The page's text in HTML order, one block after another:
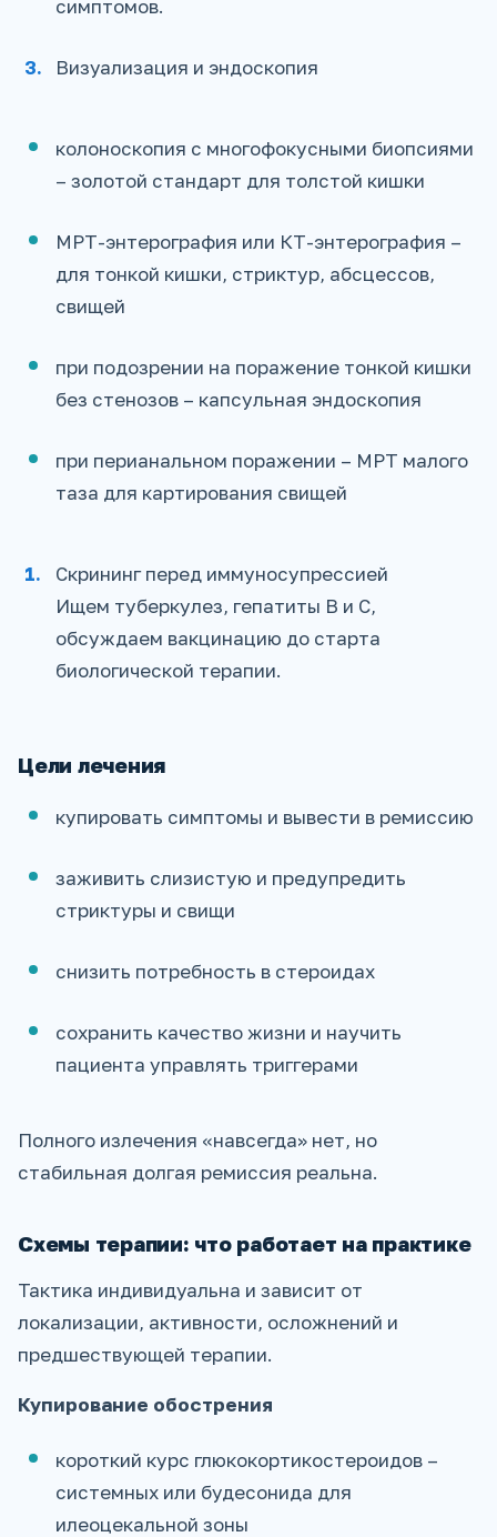
симптомов.
Визуализация и эндоскопия
колоноскопия с многофокусными биопсиями
– золотой стандарт для толстой кишки
МРТ-энтерография или КТ-энтерография –
для тонкой кишки, стриктур, абсцессов,
свищей
при подозрении на поражение тонкой кишки
без стенозов – капсульная эндоскопия
при перианальном поражении – МРТ малого
таза для картирования свищей
Скрининг перед иммуносупрессией
Ищем туберкулез, гепатиты B и C,
обсуждаем вакцинацию до старта
биологической терапии.
Цели лечения
купировать симптомы и вывести в ремиссию
заживить слизистую и предупредить
стриктуры и свищи
снизить потребность в стероидах
сохранить качество жизни и научить
пациента управлять триггерами
Полного излечения «навсегда» нет, но
стабильная долгая ремиссия реальна.
Схемы терапии: что работает на практике
Тактика индивидуальна и зависит от
локализации, активности, осложнений и
предшествующей терапии.
Купирование обострения
короткий курс глюкокортикостероидов –
системных или будесонида для
илеоцекальной зоны